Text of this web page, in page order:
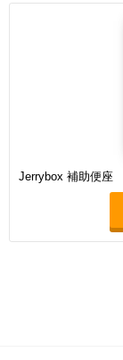
Jerrybox 補助便座